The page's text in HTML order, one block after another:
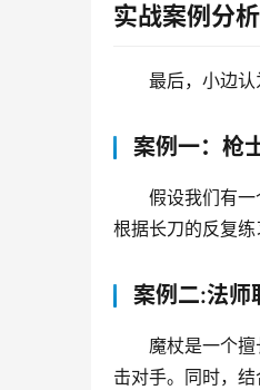
实战案例分析
最后，小边认
案例一：枪
假设我们有
根据长刀的反复练
案例二:法师
魔杖是一个
击对手。同时，